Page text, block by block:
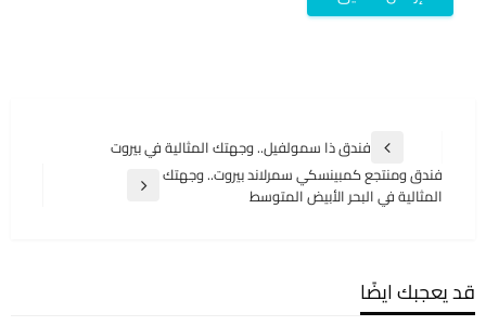
المقالات
المقالة
السابقة
فندق ذا سمولفيل.. وجهتك المثالية في بيروت
المقالة
فندق ومنتجع كمبينسكي سمرلاند بيروت.. وجهتك
المثالية في البحر الأبيض المتوسط
قد يعجبك ايضًا